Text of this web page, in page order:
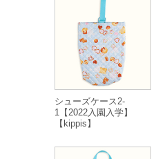
シューズケース2-
1【2022入園入学】
【kippis】